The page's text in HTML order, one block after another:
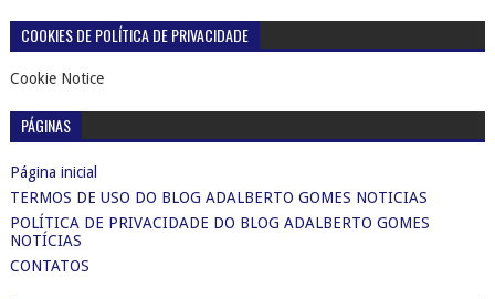
COOKIES DE POLÍTICA DE PRIVACIDADE
Cookie Notice
PÁGINAS
Página inicial
TERMOS DE USO DO BLOG ADALBERTO GOMES NOTICIAS
POLÍTICA DE PRIVACIDADE DO BLOG ADALBERTO GOMES
NOTÍCIAS
CONTATOS